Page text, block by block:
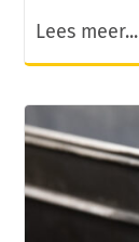
Lees meer...